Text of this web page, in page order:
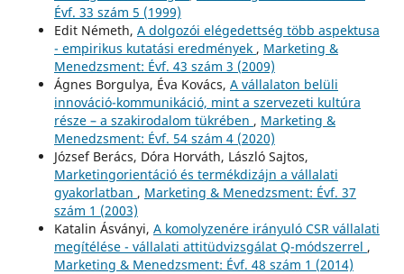
Évf. 33 szám 5 (1999)
Edit Németh, A dolgozói elégedettség több aspektusa
- empirikus kutatási eredmények , Marketing &
Menedzsment: Évf. 43 szám 3 (2009)
Ágnes Borgulya, Éva Kovács, A vállalaton belüli
innováció-kommunikáció, mint a szervezeti kultúra
része – a szakirodalom tükrében , Marketing &
Menedzsment: Évf. 54 szám 4 (2020)
József Berács, Dóra Horváth, László Sajtos,
Marketingorientáció és termékdizájn a vállalati
gyakorlatban , Marketing & Menedzsment: Évf. 37
szám 1 (2003)
Katalin Ásványi, A komolyzenére irányuló CSR vállalati
megítélése - vállalati attitüdvizsgálat Q-módszerrel ,
Marketing & Menedzsment: Évf. 48 szám 1 (2014)